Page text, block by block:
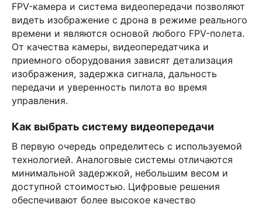
FPV-камера и система видеопередачи позволяют
видеть изображение с дрона в режиме реального
времени и являются основой любого FPV-полета.
От качества камеры, видеопередатчика и
приемного оборудования зависят детализация
изображения, задержка сигнала, дальность
передачи и уверенность пилота во время
управления.
Как выбрать систему видеопередачи
В первую очередь определитесь с используемой
технологией. Аналоговые системы отличаются
минимальной задержкой, небольшим весом и
доступной стоимостью. Цифровые решения
обеспечивают более высокое качество